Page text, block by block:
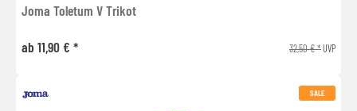
Joma Toletum V Trikot
ab 11,90 € * 32,50 € *UVP
SALE